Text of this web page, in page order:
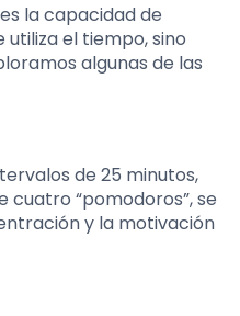
la capacidad de
el tiempo, sino
algunas de las
de 25 minutos,
cuatro “pomodoros”, se
y la motivación